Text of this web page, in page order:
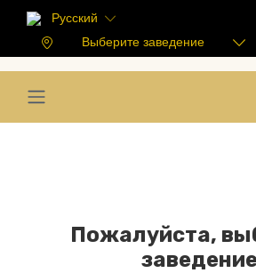
Русский
Выберите заведение
Пожалуйста,